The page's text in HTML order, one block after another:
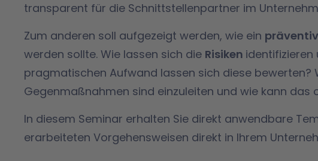
transparent für die Schnittstellenpartner im
Zum anderen soll aufgezeigt werden, wie ein
werden sollte. Wie lassen sich die Risiken identifizieren
pragmatischen Aufwand lassen sich diese bewerten?
Gegenmaßnahmen sind einzuleiten und wie kann
In diesem Seminar erhalten Sie direkt anwendbare
erarbeiteten Vorgehensweisen direkt in Ihrem